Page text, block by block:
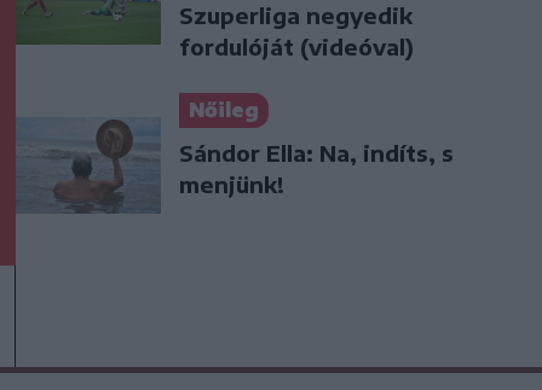
Szuperliga negyedik
fordulóját (videóval)
Nőileg
Sándor Ella: Na, indíts, s
menjünk!